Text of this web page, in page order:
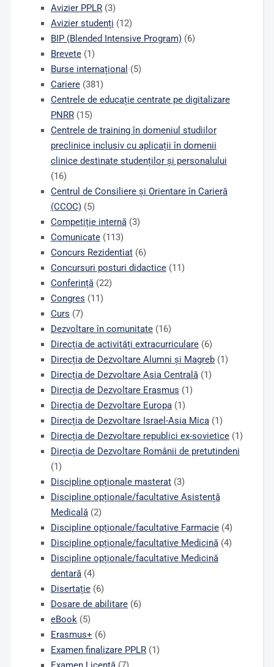
Avizier PPLR(3)
Avizier studenți (12)
BIP (Blended Intensive Program)(6)
Brevete(1)
Burse internațional (5)
Cariere(381)
Centrele de educație centrate pe digitalizare
PNRR(15)
Centrele de training în domeniul studiilor
preclinice inclusiv cu aplicații în domenii
clinice destinate studenților și personalului
(16)
Centrul de Consiliere și Orientare în Carieră
(CCOC)(5)
Competiție internă(3)
Comunicate(113)
Concurs Rezidentiat(6)
Concursuri posturi didactice(11)
Conferință(22)
Congres (11)
Curs (7)
Dezvoltare în comunitate(16)
Direcția de activități extracurriculare(6)
Direcția de Dezvoltare Alumni și Magreb(1)
Direcția de Dezvoltare Asia Centrală(1)
Direcția de Dezvoltare Erasmus (1)
Direcția de Dezvoltare Europa(1)
Direcția de Dezvoltare Israel-Asia Mica(1)
Direcția de Dezvoltare republici ex-sovietice(1)
Direcția de Dezvoltare Românii de pretutindeni
(1)
Discipline opționale masterat(3)
Discipline opționale/facultative Asistență
Medicală(2)
Discipline opționale/facultative Farmacie(4)
Discipline opționale/facultative Medicină(4)
Discipline opționale/facultative Medicină
dentară(4)
Disertație(6)
Dosare de abilitare(6)
eBook(5)
Erasmus+ (6)
Examen finalizare PPLR(1)